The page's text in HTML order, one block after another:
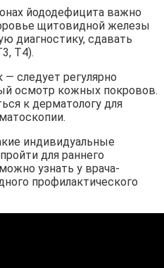
йододефицита важно
щитовидной железы
диагностику, сдавать
Т4).
— следует регулярно
осмотр кожных покровов.
к дерматологу для
индивидуальные
для раннего
узнать у врача-
профилактического